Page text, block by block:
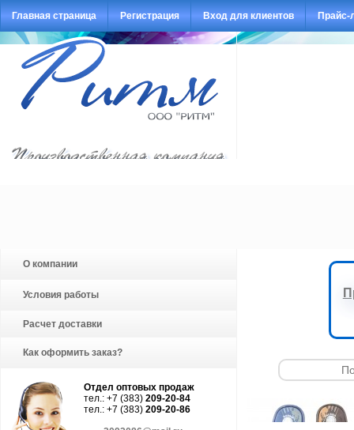
Главная страница Регистрация Вход для клиентов Прайс-
О компании
Условия работы
Расчет доставки
Как оформить заказ?
Отдел оптовых продаж
тел.: +7 (383) 209-20-84
тел.: +7 (383) 209-20-86